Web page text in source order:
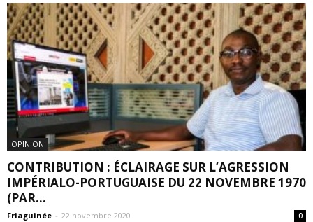
OPINION
CONTRIBUTION : ÉCLAIRAGE SUR L’AGRESSION
IMPÉRIALO-PORTUGUAISE DU 22 NOVEMBRE 1970
(PAR...
Friaguinée - 22 novembre 2020 0